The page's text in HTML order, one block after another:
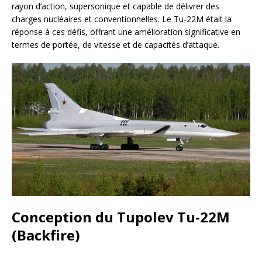
rayon d’action, supersonique et capable de délivrer des
charges nucléaires et conventionnelles. Le Tu-22M était la
réponse à ces défis, offrant une amélioration significative en
termes de portée, de vitesse et de capacités d’attaque.
Conception du Tupolev Tu-22M
(Backfire)